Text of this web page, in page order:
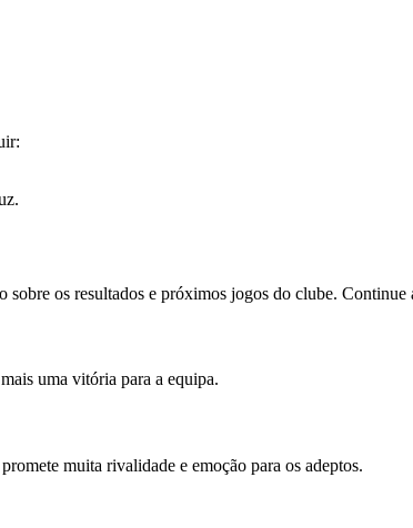
os resultados e próximos jogos do clube.
uma vitória para a equipa.
muita rivalidade e emoção para os adeptos.